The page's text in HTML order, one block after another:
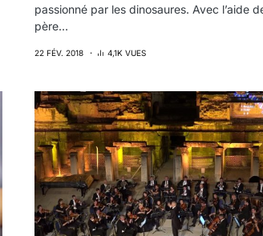
passionné par les dinosaures. Avec l’aide
père…
22 FÉV. 2018 4,1K VUES